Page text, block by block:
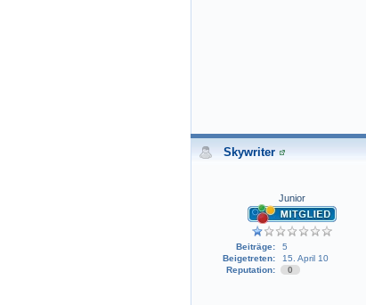
Skywriter
Junior
Beiträge:
5
Beigetreten:
15. April 10
Reputation:
0